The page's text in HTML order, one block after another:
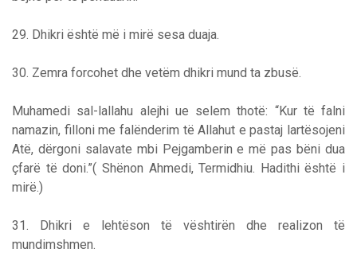
29. Dhikri është më i mirë sesa duaja.
30. Zemra forcohet dhe vetëm dhikri mund ta zbusë.
Muhamedi sal-lallahu alejhi ue selem thotë: “Kur të falni
namazin, filloni me falënderim të Allahut e pastaj lartësojeni
Atë, dërgoni salavate mbi Pejgamberin e më pas bëni dua
çfarë të doni.”( Shënon Ahmedi, Termidhiu. Hadithi është i
mirë.)
31. Dhikri e lehtëson të vështirën dhe realizon të
mundimshmen.